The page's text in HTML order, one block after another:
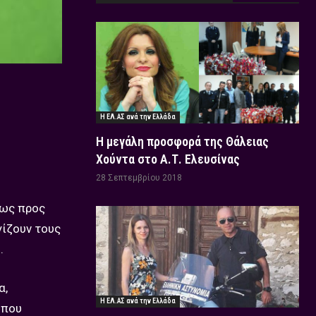
προς
τους
Η ΕΛ.ΑΣ ανά την Ελλάδα
Η μεγάλη προσφορά της Θάλειας
Χούντα στο Α.Τ. Ελευσίνας
28 Σεπτεμβρίου 2018
Η ΕΛ.ΑΣ ανά την Ελλάδα